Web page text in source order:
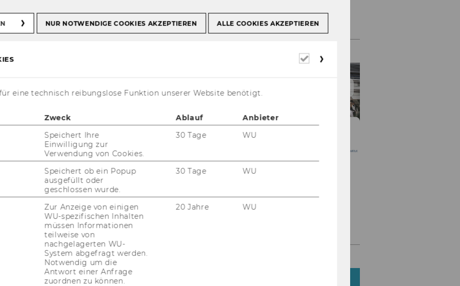
und Social
Wissenschaftler*innen,
die für Organisationen mit Fokus
sowie die öffentliche Hand
diese Themen mit
und vermitteln dieses Wissen in
Dies tun wir im Rahmen
Antragsprojekten
NPO-​FORUM 2027
VIDEO NPO-​FORUM
NUR NOTWENDIGE COOKIES AKZEPTIEREN ALLE COOKIES AKZEPTIEREN
Erforderliche
eine technisch reibungslose Funktion unserer Website benötigt.
Zweck Ablauf
Anbieter
Speichert Ihre
Einwilligung zur
Verwendung von Cookies.
30 Tage WU
Speichert ob ein Popup
ausgefüllt oder
geschlossen wurde.
30 Tage WU
Zur Anzeige von einigen
WU-spezifischen Inhalten
müssen Informationen
teilweise von
nachgelagerten WU-
System abgefragt werden.
Notwendig um die
Antwort einer Anfrage
zuordnen zu können.
20 Jahre WU